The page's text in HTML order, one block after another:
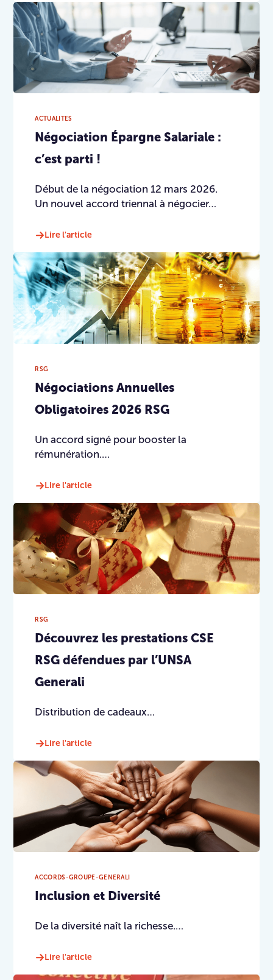
ACTUALITES
Négociation Épargne Salariale :
c’est parti !
Début de la négociation 12 mars 2026.
Un nouvel accord triennal à négocier…
Lire l'article
RSG
Négociations Annuelles
Obligatoires 2026 RSG
Un accord signé pour booster la
rémunération.…
Lire l'article
RSG
Découvrez les prestations CSE
RSG défendues par l’UNSA
Generali
Distribution de cadeaux…
Lire l'article
ACCORDS-GROUPE-GENERALI
Inclusion et Diversité
De la diversité naît la richesse.…
Lire l'article